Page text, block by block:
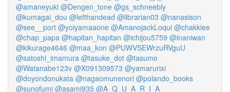
@amaneyuki @Dengen_tone @gs_schneebly
@kumagai_dou @lefthandead @librarian03 @nanasison
@see__port @yoiyamaaone @AmanojackLoqui @chakkiee
@chap_papa @hapitan_hapitan @ichijou5759 @inaniwan
@kikurage4646 @maa_kon @PUWVSEWrzuRVguU
@satoshi_imamura @tasuke_dot @tasumo
@Watanabe123v @X091309573 @yamarurixi
@doyondonukata @nagaomunenori @polando_books
@sunofumi @asami935 @A_Q_U_A_R_I_A